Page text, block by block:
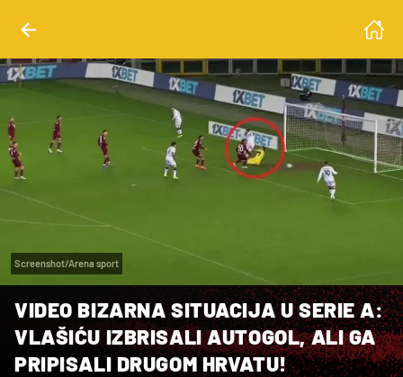
Screenshot/Arena sport
VIDEO BIZARNA SITUACIJA U SERIE A:
VLAŠIĆU IZBRISALI AUTOGOL, ALI GA
PRIPISALI DRUGOM HRVATU!